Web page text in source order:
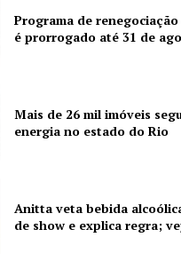
Programa de
é prorrogado até 31 de
Mais de 26 mil imóveis
energia no estado do Rio
Anitta veta bebida
de show e explica regra;